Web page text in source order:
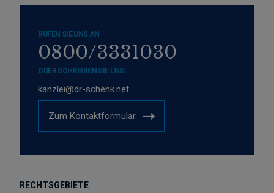
RUFEN SIE UNS AN
0800/3331030
ODER SCHREIBEN SIE UNS
kanzlei@dr-schenk.net
Zum Kontaktformular
RECHTSGEBIETE